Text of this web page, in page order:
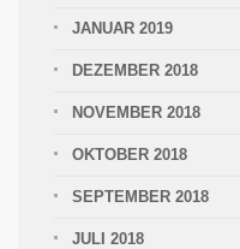
JANUAR 2019
DEZEMBER 2018
NOVEMBER 2018
OKTOBER 2018
SEPTEMBER 2018
JULI 2018